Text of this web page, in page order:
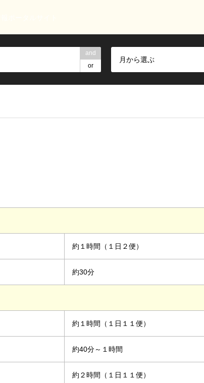
and
or
月から選ぶ
約１時間（１日２便）
約30分
約１時間（１日１１便）
約40分～１時間
約２時間（１日１１便）